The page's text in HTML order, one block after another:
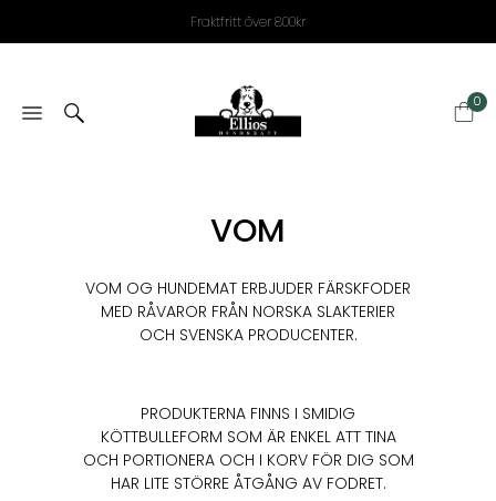
Fraktfritt över 800kr
0
VOM
VOM OG HUNDEMAT ERBJUDER FÄRSKFODER
MED RÅVAROR FRÅN NORSKA SLAKTERIER
OCH SVENSKA PRODUCENTER.
PRODUKTERNA FINNS I SMIDIG
KÖTTBULLEFORM SOM ÄR ENKEL ATT TINA
OCH PORTIONERA OCH I KORV FÖR DIG SOM
HAR LITE STÖRRE ÅTGÅNG AV FODRET.